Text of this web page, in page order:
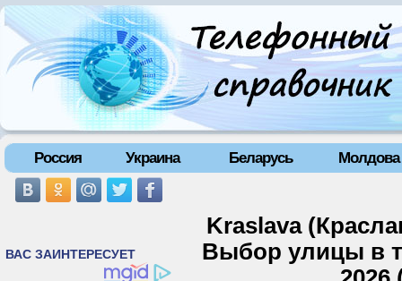
Россия Украина Беларусь Молдова
Kraslava
Выбор улицы в